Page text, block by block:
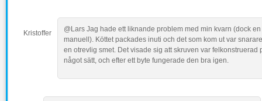
Kristoffer
@Lars Jag hade ett liknande problem med min kvarn (dock en
manuell). Köttet packades inuti och det som kom ut var snarare
en otrevlig smet. Det visade sig att skruven var felkonstruerad
något sätt, och efter ett byte fungerade den bra igen.